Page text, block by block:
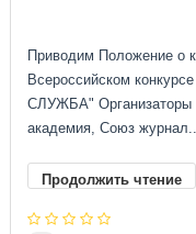
Приводим Положение о
Всероссийском
СЛУЖБА" Организаторы
академия, Союз
Продолжить чтение